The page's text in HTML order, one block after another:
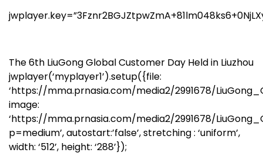
The 6th LiuGong Global Customer Day Held in Liuzhou
jwplayer(‘myplayer1’).setup({file:
‘https://mma.prnasia.com/media2/2991678/
image:
‘https://mma.prnasia.com/media2/2991678/
p=medium’, autostart:’false’, stretching : ‘uniform’,
width: ‘512’, height: ‘288’});